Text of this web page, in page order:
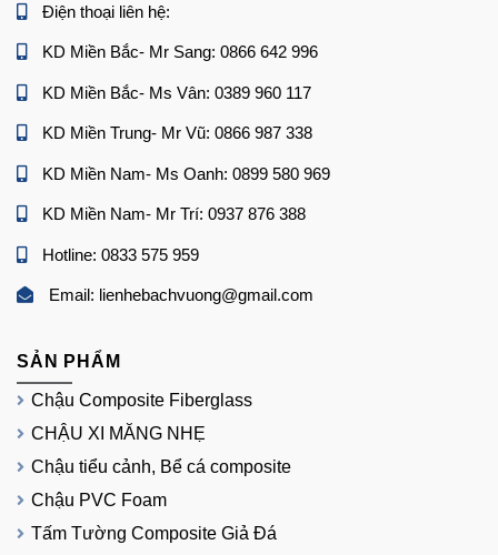
Điện thoại liên hệ:
KD Miền Bắc- Mr Sang: 0866 642 996
KD Miền Bắc- Ms Vân: 0389 960 117
KD Miền Trung- Mr Vũ: 0866 987 338
KD Miền Nam- Ms Oanh: 0899 580 969
KD Miền Nam- Mr Trí: 0937 876 388
Hotline: 0833 575 959
Email: lienhebachvuong@gmail.com
SẢN PHẨM
Chậu Composite Fiberglass
CHẬU XI MĂNG NHẸ
Chậu tiểu cảnh, Bể cá composite
Chậu PVC Foam
Tấm Tường Composite Giả Đá